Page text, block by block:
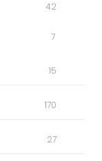
42
7
15
170
27